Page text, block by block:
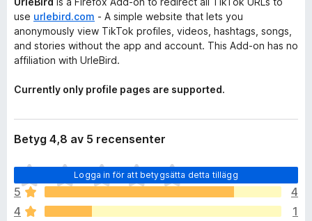
e
f
o
use urlebird.com - A simple website that lets you
anonymously view TikTok profiles, videos, hashtags, songs,
and stories without the app and account. This Add-on has no
affiliation with UrleBird.
Currently only profile pages are supported.
Betyg 4,8 av 5 recensenter
Logga in för att betygsätta detta tillägg
D
e
t
f
5
4
4
1